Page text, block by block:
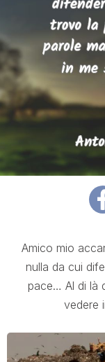
Amico mio
nulla da cui
pace… Al di là
vedere